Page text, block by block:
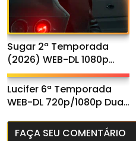
Sugar 2ª Temporada
(2026) WEB-DL 1080p
Dual Áudio
Lucifer 6ª Temporada
WEB-DL 720p/1080p Dual
FAÇA SEU COMENTÁRIO